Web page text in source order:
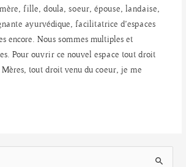
fille, doula, soeur, épouse, landaise,
ayurvédique, facilitatrice d’espaces
encore. Nous sommes multiples et
Pour ouvrir ce nouvel espace tout droit
Mères, tout droit venu du coeur, je me